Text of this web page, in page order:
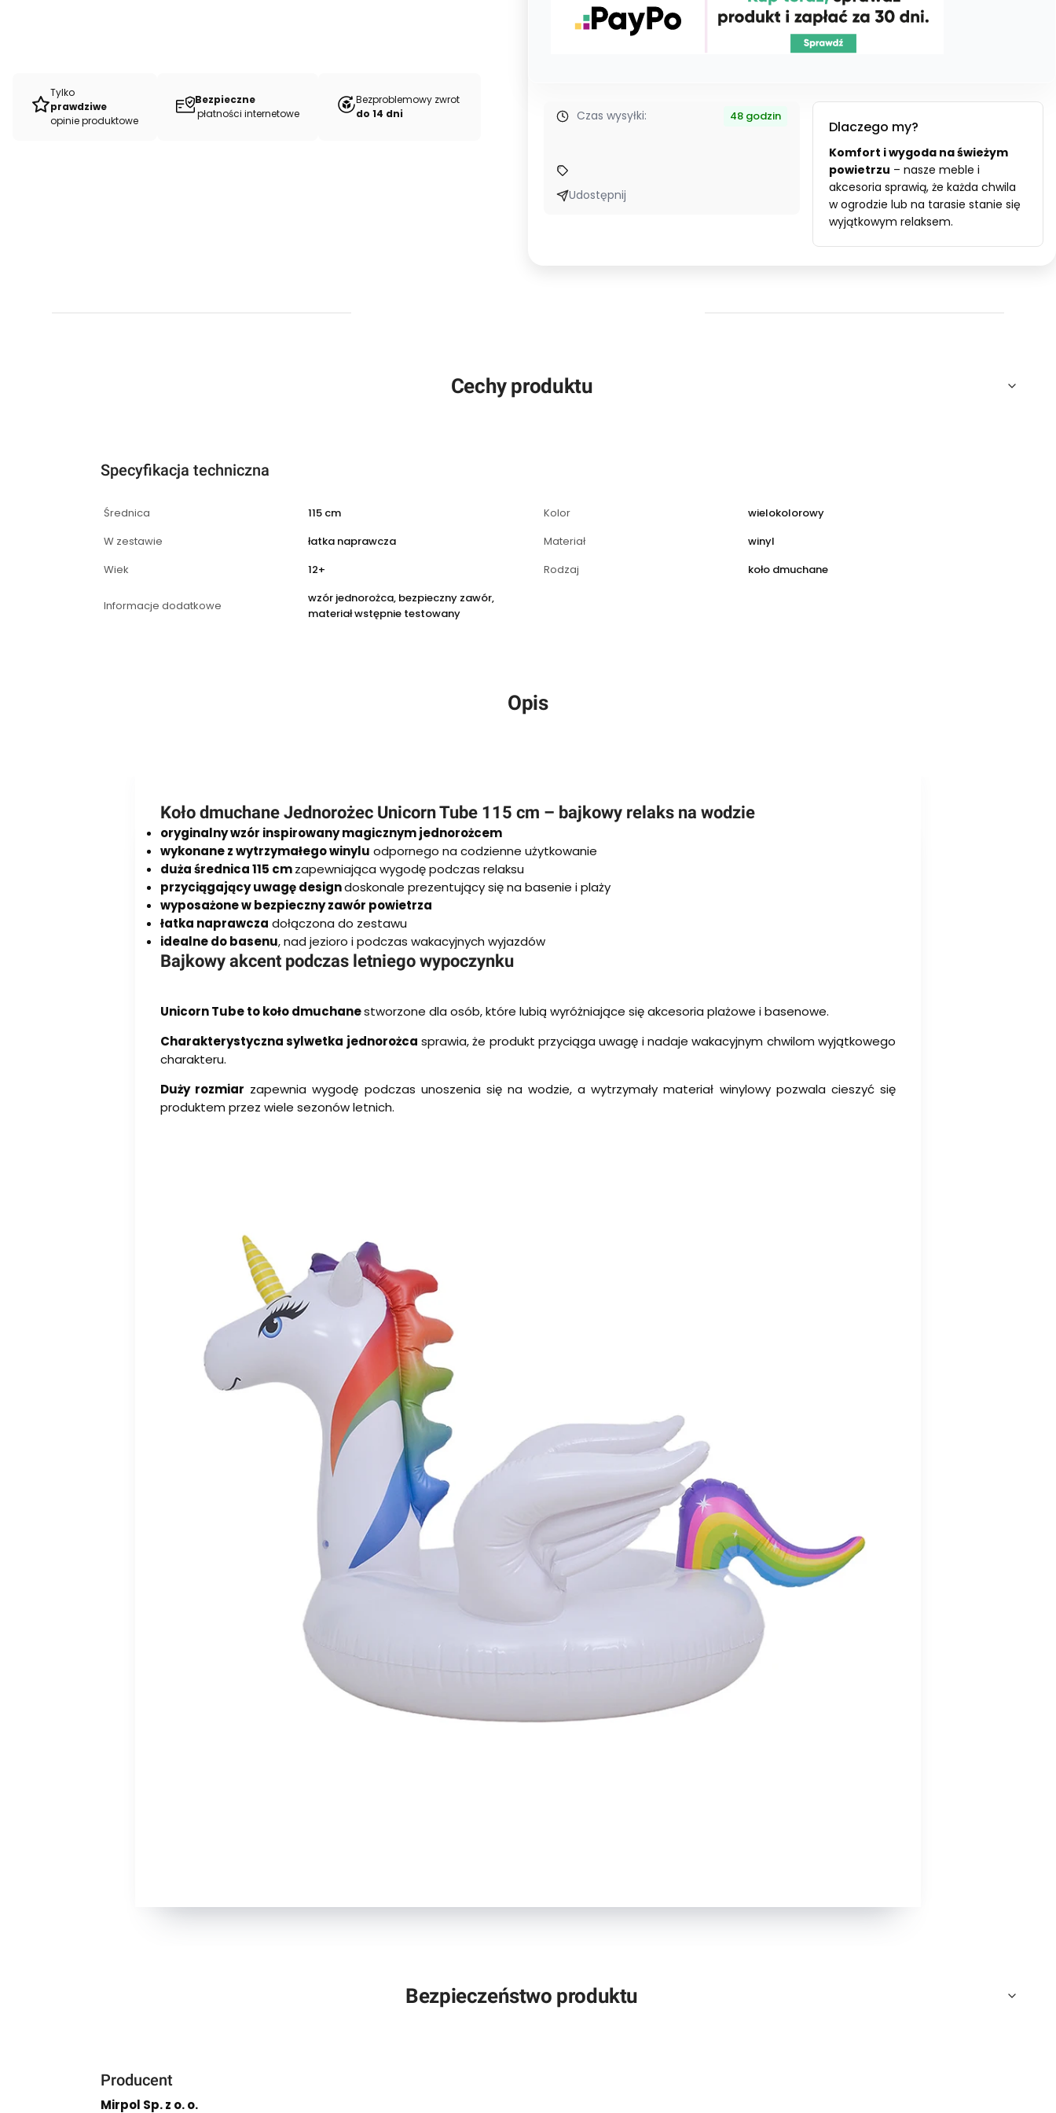
Tylko
prawdziwe
opinie produktowe
Bezpieczne
płatności internetowe
Bezproblemowy zwrot
do 14 dni
Czas wysyłki: 48 godzin
Udostępnij
Dlaczego my?
Komfort i wygoda na świeżym
powietrzu – nasze meble i
akcesoria sprawią, że każda chwila
w ogrodzie lub na tarasie stanie się
wyjątkowym relaksem.
Cechy produktu
Specyfikacja techniczna
Średnica 115 cm Kolor
wielokolorowy
W zestawie
łatka naprawcza Materiał
winyl
Wiek
12+ Rodzaj koło dmuchane
Informacje dodatkowe
wzór jednorożca, bezpieczny zawór,
materiał wstępnie testowany
Opis
Koło dmuchane Jednorożec Unicorn Tube 115 cm – bajkowy relaks na wodzie
oryginalny wzór inspirowany magicznym jednorożcem
wykonane z wytrzymałego winylu odpornego na codzienne użytkowanie
duża średnica 115 cmzapewniająca wygodę podczas relaksu
przyciągający uwagę designdoskonale prezentujący się na basenie i plaży
wyposażone w bezpieczny zawór powietrza
łatka naprawcza dołączona do zestawu
idealne do basenu, nad jezioro i podczas wakacyjnych wyjazdów
Bajkowy akcent podczas letniego wypoczynku
Unicorn Tube to koło dmuchanestworzone dla osób, które lubią wyróżniające się akcesoria plażowe i basenowe.
Charakterystyczna sylwetka jednorożca sprawia, że produkt przyciąga uwagę i nadaje wakacyjnym chwilom wyjątkowego
charakteru.
Duży rozmiar zapewnia wygodę podczas unoszenia się na wodzie, a wytrzymały materiał winylowy pozwala cieszyć się
produktem przez wiele sezonów letnich.
Bezpieczeństwo produktu
Producent
Mirpol Sp. z o. o.